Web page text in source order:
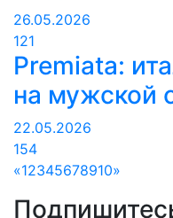
26.05.2026
121
Premiata:
на мужской
22.05.2026
154
«12345678910»